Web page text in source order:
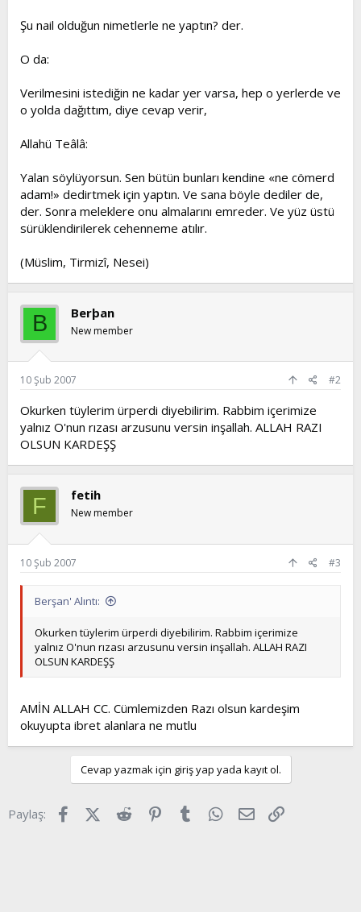
Şu nail olduğun nimetlerle ne yaptın? der.
O da:
Verilmesini istediğin ne kadar yer varsa, hep o yerlerde ve
o yolda dağıttım, diye cevap verir,
Allahü Teâlâ:
Yalan söylüyorsun. Sen bütün bunları kendine «ne cömerd
adam!» dedirtmek için yaptın. Ve sana böyle dediler de,
der. Sonra meleklere onu almalarını emreder. Ve yüz üstü
sürüklendirilerek cehenneme atılır.
(Müslim, Tirmizî, Nesei)
B Berþan
New member
10 Şub 2007 #2
Okurken tüylerim ürperdi diyebilirim. Rabbim içerimize
yalnız O'nun rızası arzusunu versin inşallah. ALLAH RAZI
OLSUN KARDEŞŞ
F fetih
New member
10 Şub 2007 #3
Berşan' Alıntı:
Okurken tüylerim ürperdi diyebilirim. Rabbim içerimize
yalnız O'nun rızası arzusunu versin inşallah. ALLAH RAZI
OLSUN KARDEŞŞ
AMİN ALLAH CC. Cümlemizden Razı olsun kardeşim
okuyupta ibret alanlara ne mutlu
Cevap yazmak için giriş yap yada kayıt ol.
Paylaş: FacebookX (Twitter)
Reddit Pinterest
Tumblr WhatsApp
E-posta